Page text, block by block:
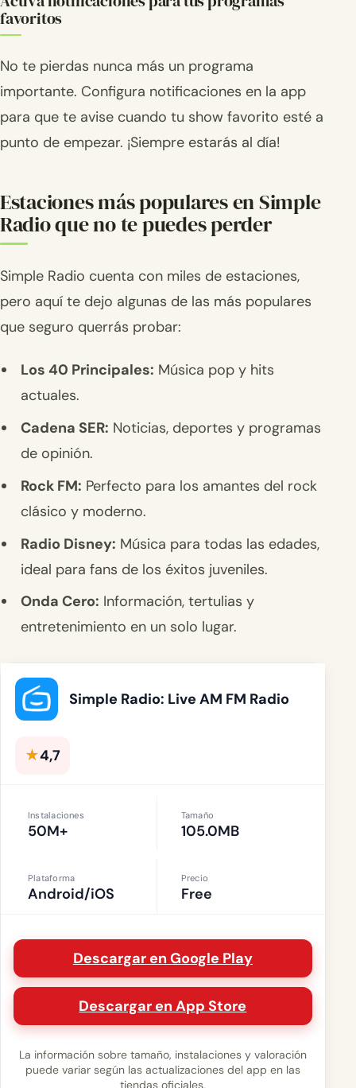
favoritos
No te pierdas nunca más un programa
importante. Configura notificaciones en la app
para que te avise cuando tu show favorito esté a
punto de empezar. ¡Siempre estarás al día!
Estaciones más populares en Simple
Radio que no te puedes perder
Simple Radio cuenta con miles de estaciones,
pero aquí te dejo algunas de las más populares
que seguro querrás probar:
Los 40 Principales: Música pop y hits
actuales.
Cadena SER: Noticias, deportes y programas
de opinión.
Rock FM: Perfecto para los amantes del rock
clásico y moderno.
Radio Disney: Música para todas las edades,
ideal para fans de los éxitos juveniles.
Onda Cero: Información, tertulias y
entretenimiento en un solo lugar.
Simple Radio: Live AM FM Radio
★4,7
Instalaciones
50M+
Tamaño
105.0MB
Plataforma
Android/iOS
Precio
Free
Descargar en Google Play
Descargar en App Store
La información sobre tamaño, instalaciones y valoración
puede variar según las actualizaciones del app en las
tiendas oficiales.